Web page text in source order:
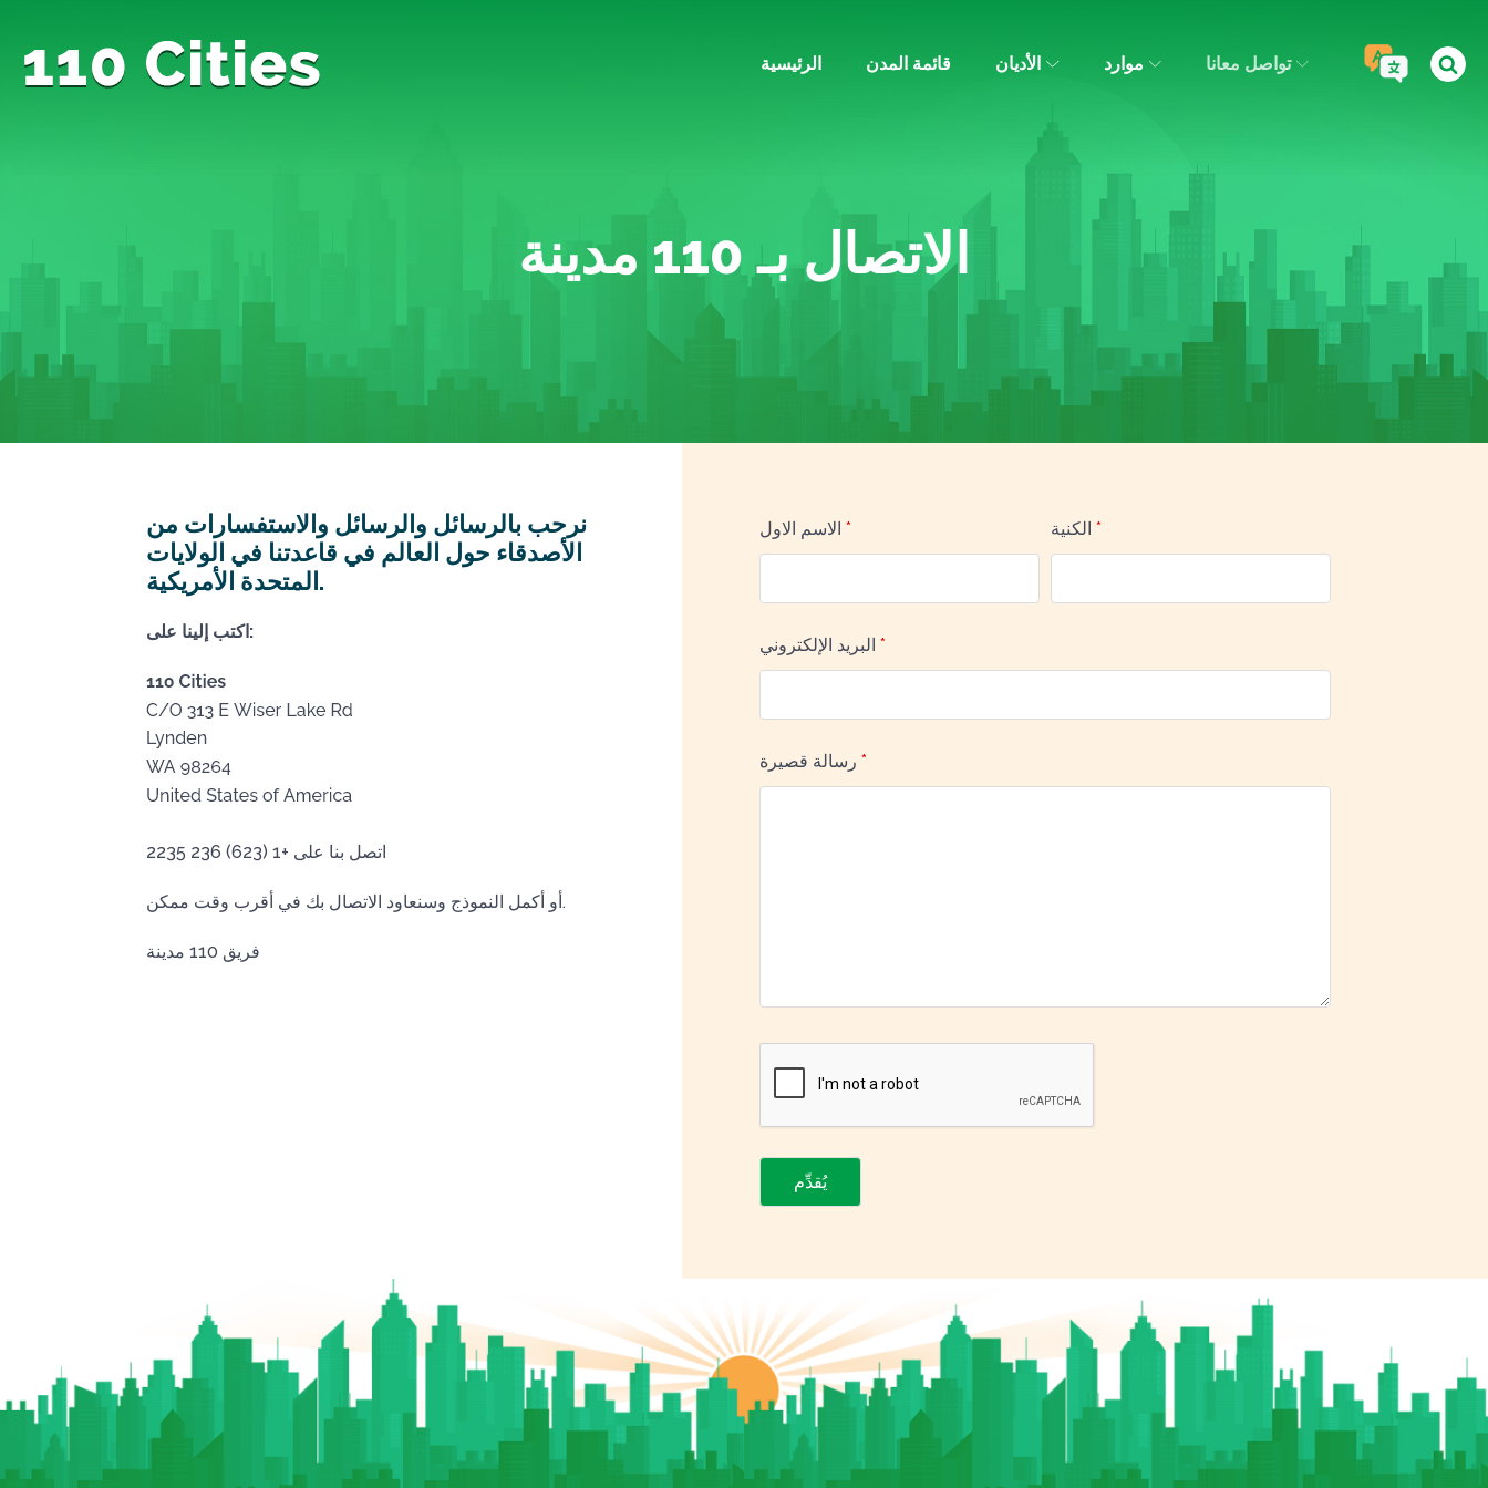
الرئيسية قائمة المدن الأديان موارد تواصل معانا
الاتصال بـ 110 مدينة
نرحب بالرسائل والرسائل والاستفسارات من
الأصدقاء حول العالم في قاعدتنا في الولايات
المتحدة الأمريكية.
اكتب إلينا على:
اتصل بنا على +1 (623) 236 2235
أو أكمل النموذج وسنعاود الاتصال بك في أقرب وقت ممكن.
فريق 110 مدينة
* *
*
*